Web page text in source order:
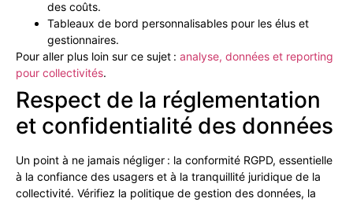
des coûts.
Tableaux de bord personnalisables pour les élus et
gestionnaires.
Pour aller plus loin sur ce sujet : analyse, données et reporting
pour collectivités.
Respect de la réglementation
et confidentialité des données
Un point à ne jamais négliger : la conformité RGPD, essentielle
à la confiance des usagers et à la tranquillité juridique de la
collectivité. Vérifiez la politique de gestion des données, la